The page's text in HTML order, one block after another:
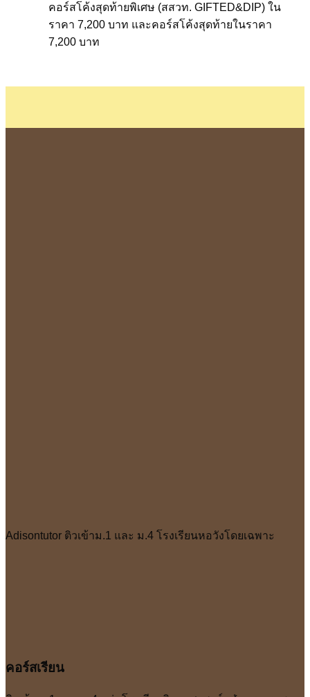
คอร์สโค้งสุดท้ายพิเศษ (สสวท. GIFTED&DIP) ใน
ราคา 7,200 บาท และคอร์สโค้งสุดท้ายในราคา
7,200 บาท
Adisontutor ติวเข้าม.1 และ ม.4 โรงเรียนหอวังโดยเฉพาะ
คอร์สเรียน